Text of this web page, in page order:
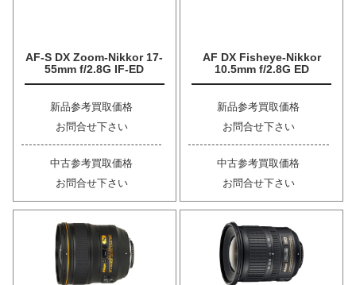
AF-S DX Zoom-Nikkor 17-
55mm f/2.8G IF-ED
新品参考買取価格
お問合せ下さい
中古参考買取価格
お問合せ下さい
AF DX Fisheye-Nikkor
10.5mm f/2.8G ED
新品参考買取価格
お問合せ下さい
中古参考買取価格
お問合せ下さい